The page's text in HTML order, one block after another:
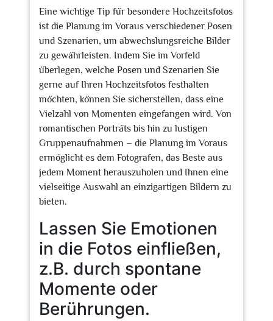
Eine wichtige Tip für besondere Hochzeitsfotos
ist die Planung im Voraus verschiedener Posen
und Szenarien, um abwechslungsreiche Bilder
zu gewährleisten. Indem Sie im Vorfeld
überlegen, welche Posen und Szenarien Sie
gerne auf Ihren Hochzeitsfotos festhalten
möchten, können Sie sicherstellen, dass eine
Vielzahl von Momenten eingefangen wird. Von
romantischen Porträts bis hin zu lustigen
Gruppenaufnahmen – die Planung im Voraus
ermöglicht es dem Fotografen, das Beste aus
jedem Moment herauszuholen und Ihnen eine
vielseitige Auswahl an einzigartigen Bildern zu
bieten.
Lassen Sie Emotionen
in die Fotos einfließen,
z.B. durch spontane
Momente oder
Berührungen.